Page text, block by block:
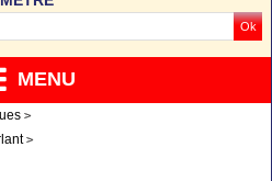
MENU